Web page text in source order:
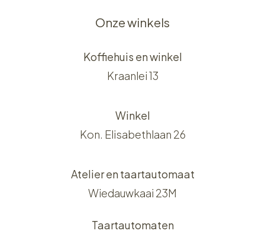
Onze winkels
Koffiehuis en winkel
Kraanlei 13
Winkel
Kon. Elisabethlaan 26
Atelier en taartautomaat
Wiedauwkaai 23M
Taartautomaten